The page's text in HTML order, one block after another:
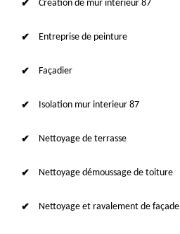
Création de mur intérieur 87
Entreprise de peinture
Façadier
Isolation mur interieur 87
Nettoyage de terrasse
Nettoyage démoussage de toiture
Nettoyage et ravalement de façade